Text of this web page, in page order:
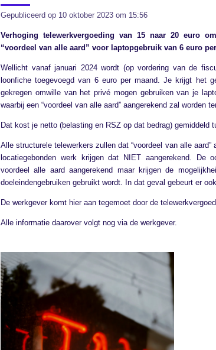
Gepubliceerd op 10 oktober 2023 om 15:56
Verhoging telewerkvergoeding van 15 naar 20 euro
“voordeel van alle aard” voor laptopgebruik van 6 euro
Wellicht vanaf januari 2024 wordt (op vordering van de
loonfiche toegevoegd van 6 euro per maand. Je krijgt het
gekregen omwille van het privé mogen gebruiken van je
waarbij een “voordeel van alle aard” aangerekend zal worden
Dat kost je netto (belasting en RSZ op dat bedrag) gemiddeld
Alle structurele telewerkers zullen dat “voordeel van alle
locatiegebonden werk krijgen dat NIET aangerekend. De
voordeel alle aard aangerekend maar krijgen de
doeleindengebruiken gebruikt wordt. In dat geval gebeurt er
De werkgever komt hier aan tegemoet door de
Alle informatie daarover volgt nog via de werkgever.